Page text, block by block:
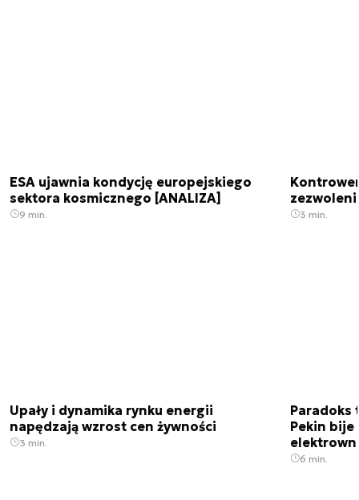
ESA ujawnia kondycję europejskiego
sektora kosmicznego [ANALIZA]
9 min. 3 min.
Upały i dynamika rynku energii
napędzają wzrost cen żywności
3 min.
Paradoks
Pekin bije
6 min.